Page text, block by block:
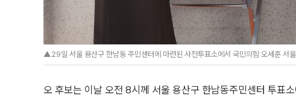
▲29일 서울 용산구 한남동 주민센터에 마련된 사전투표소에서 국민의힘 오세훈 서
오 후보는 이날 오전 8시께 서울 용산구 한남동주민센터 투표